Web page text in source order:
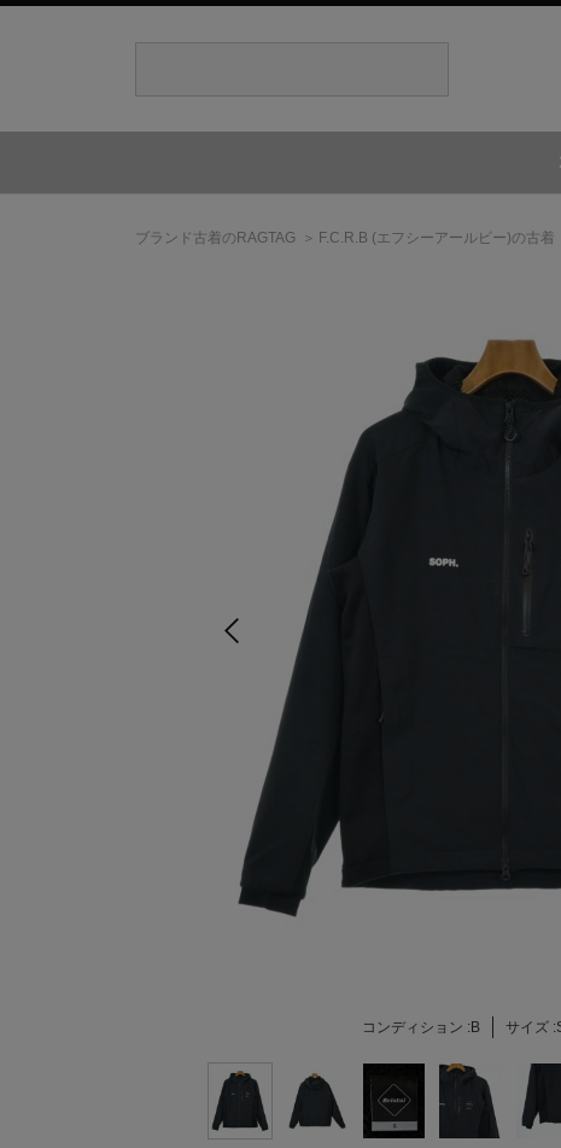
ブランド古着のRAGTAG F.C.R.B (エフシーアールビー)の古着
コンディション :B サイズ :